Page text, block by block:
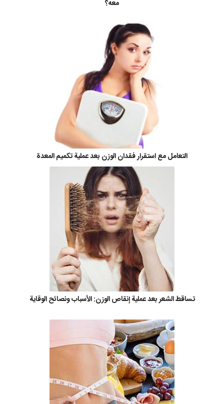
معه؟
التعامل مع استقرار فقدان الوزن بعد عملية تكميم المعدة
تساقط الشعر بعد عملية إنقاص الوزن: الأسباب ونصائح الوقاية